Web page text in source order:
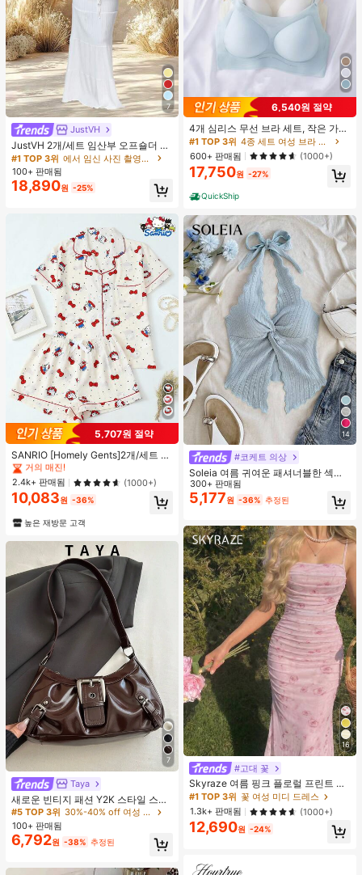
7
JustVH
JustVH 2개/세트 임산부 오프숄더 러
플 헴 크롭 탑과 플로잉 맥시 스커트
세트, 사진 촬영과 비치웨어에 적합한
봄 화이트 가을
#1 TOP 3위
에서 임신 사진 촬영용 의상
100+ 판매됨
18,890원 -25%
5,707원 절약
SANRIO [Homely Gents]2개/세트 여
성 프린트 라펠 반팔 버튼 포켓 상의
및 보우 반바지 잠옷 세트, 캐주얼 홈
웨어, 봄/여름에 적합
#1 TOP 3위
프라이드 월 여성 파자마 세트
거의 매진!
#1 TOP 3위
프라이드 월 여성 파자마 세트
거의 매진!
#1 TOP 3위
프라이드 월 여성 파자마 세트
거의 매진!
#1 TOP 3위
프라이드 월 여성 파자마 세트
거의 매진!
2.4k+ 판매됨 (1000+)
10,083원 -36%
높은 재방문 고객
7
Taya
새로운 빈티지 패션 Y2K 스타일 스퀘
어 백, 금속 벨트 버클, 지퍼 개폐, 경량
미니멀리스트, 솔리드 컬러 플리츠 숄
더 언더암 백. 여성의 일상, 캐주얼, 출
퇴근, 업무, 휴가 및 학생용으로 적합
#5 TOP 3위
30%-40% off 여성 숄더백
100+ 판매됨
6,792원 -38% 추정된
6,540원 절약
4개 심리스 무선 브라 세트, 작은 가슴
보정, 초박형 통기성 아이스 실크 섹시
편안한 백리스 란제리 브라, 조절 가능
#1 TOP 3위
4종 세트 여성 브라 & 브랄렛
600+ 판매됨
(1000+)
17,750원 -27%
QuickShip
14
#코케트 의상
Soleia 여름 귀여운 패셔너블한 섹시
한 홀터 타이 트위스트 오픈 백 탑
300+ 판매됨
5,177원 -36% 추정된
16
#고대 꽃
Skyraze 여름 핑크 플로럴 프린트 주
름 메쉬 캐미 롱 드레스, 여름 드레스,
봄 옷
#1 TOP 3위 꽃 여성 미디 드레스
1.3k+ 판매됨
(1000+)
12,690원 -24%